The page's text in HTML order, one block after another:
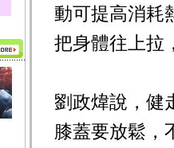
動可提高消耗
把身體往上拉
劉政煒說，健
膝蓋要放鬆，